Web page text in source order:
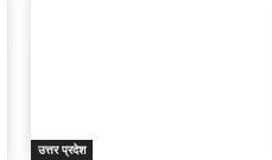
उत्तर प्रदेश